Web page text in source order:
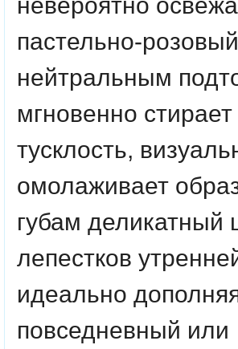
пастельно-
нейтральным
мгновенно
тусклость,
омолаживает
губам деликатный
лепестков
идеально
повседневный или